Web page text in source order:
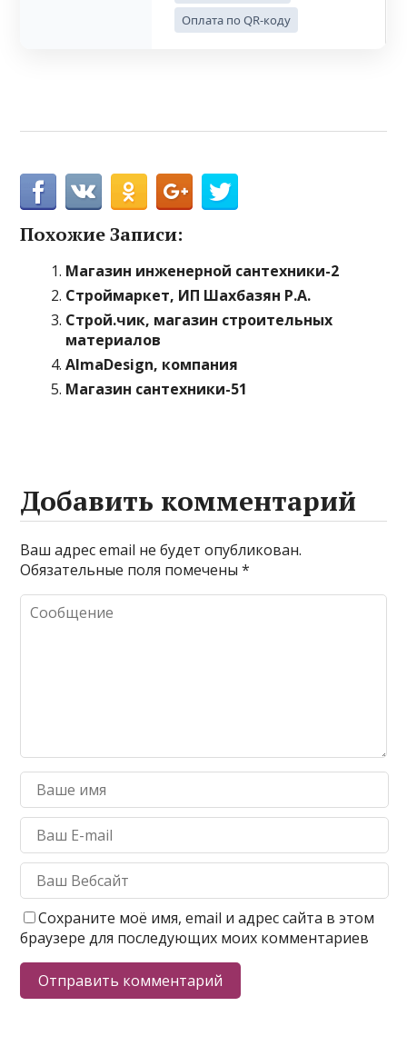
Оплата по QR-коду
Похожие Записи:
Магазин инженерной сантехники-2
Строймаркет, ИП Шахбазян Р.А.
Строй.чик, магазин строительных
материалов
AlmaDesign, компания
Магазин сантехники-51
Добавить комментарий
Ваш адрес email не будет опубликован.
Обязательные поля помечены*
Сохраните моё имя, email и адрес сайта в этом
браузере для последующих моих комментариев